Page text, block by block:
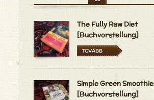
The Fully Raw Diet
[Buchvorstellung]
TOVÁBB
Simple Green
[Buchvorstellung]